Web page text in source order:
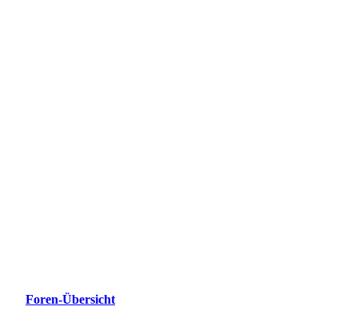
Foren-Übersicht